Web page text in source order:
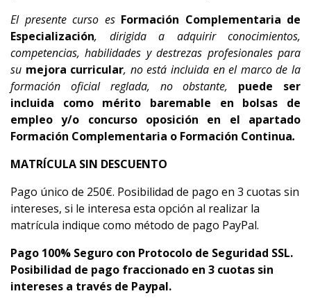
El presente curso es Formación Complementaria de
Especialización, dirigida a adquirir conocimientos,
competencias, habilidades y destrezas profesionales para
su mejora curricular, no está incluida en el marco de la
formación oficial reglada, no obstante, puede ser
incluida como mérito baremable en bolsas de
empleo y/o concurso oposición en el apartado
Formación Complementaria o Formación Continua.
MATRÍCULA SIN DESCUENTO
Pago único de 250€. Posibilidad de pago en 3 cuotas sin
intereses, si le interesa esta opción al realizar la
matrícula indique como método de pago PayPal.
Pago 100% Seguro con Protocolo de Seguridad SSL.
Posibilidad de pago fraccionado en 3 cuotas sin
intereses a través de Paypal.